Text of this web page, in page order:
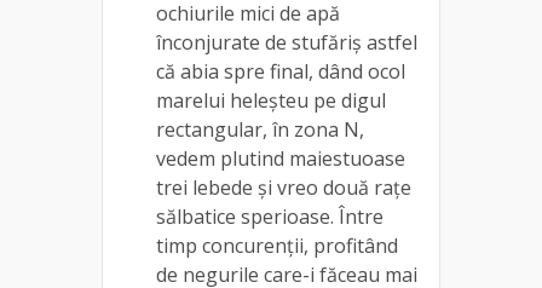
ochiurile mici de apă
înconjurate de stufăriș astfel
că abia spre final, dând ocol
marelui heleșteu pe digul
rectangular, în zona N,
vedem plutind maiestuoase
trei lebede și vreo două rațe
sălbatice sperioase. Între
timp concurenții, profitând
de negurile care-i făceau mai